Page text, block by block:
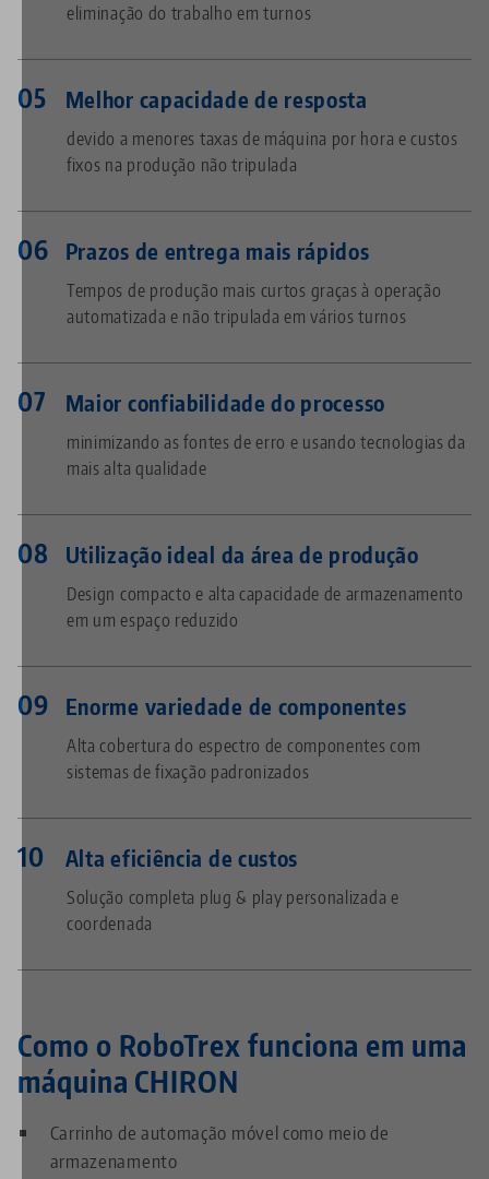
eliminação do trabalho em turnos
Melhor capacidade de resposta
devido a menores taxas de máquina por hora e custos
fixos na produção não tripulada
Prazos de entrega mais rápidos
Tempos de produção mais curtos graças à operação
automatizada e não tripulada em vários turnos
Maior confiabilidade do processo
minimizando as fontes de erro e usando tecnologias da
mais alta qualidade
Utilização ideal da área de produção
Design compacto e alta capacidade de armazenamento
em um espaço reduzido
Enorme variedade de componentes
Alta cobertura do espectro de componentes com
sistemas de fixação padronizados
Alta eficiência de custos
Solução completa plug & play personalizada e
coordenada
Como o RoboTrex funciona em uma
máquina CHIRON
Carrinho de automação móvel como meio de
armazenamento